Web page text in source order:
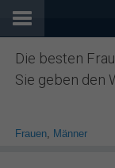
Die besten
Sie geben den
Frauen Männer